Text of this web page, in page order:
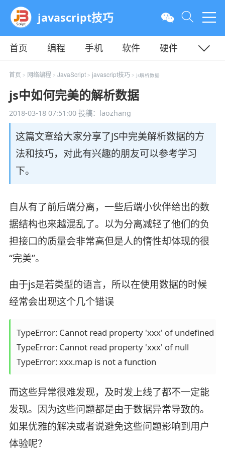
javascript技巧
首页 编程 手机 软件
硬件
教程
平面 服务器
首页 > 网络编程 > JavaScript> javascript技巧 > js解析数据
js中如何完美的解析数据
2018-03-18 07:51:00投稿：laozhang
这篇文章给大家分享了JS中完美解析数据的方
法和技巧，对此有兴趣的朋友可以参考学习
下。
自从有了前后端分离，一些后端小伙伴给出的数
据结构也来越混乱了。以为分离减轻了他们的负
担接口的质量会非常高但是人的惰性却体现的很
“完美”。
由于js是若类型的语言，所以在使用数据的时候
经常会出现这个几个错误
TypeError: Cannot read property 'xxx' of undefined
TypeError: Cannot read property 'xxx' of null
TypeError: xxx.map is not a function
而这些异常很难发现，及时发上线了都不一定能
发现。因为这些问题都是由于数据异常导致的。
如果优雅的解决或者说避免这些问题影响到用户
体验呢？